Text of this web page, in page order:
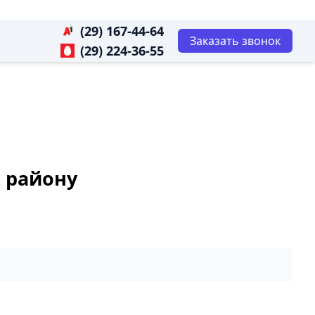
(29) 167-44-64
(29) 224-36-55
Заказать звонок
району